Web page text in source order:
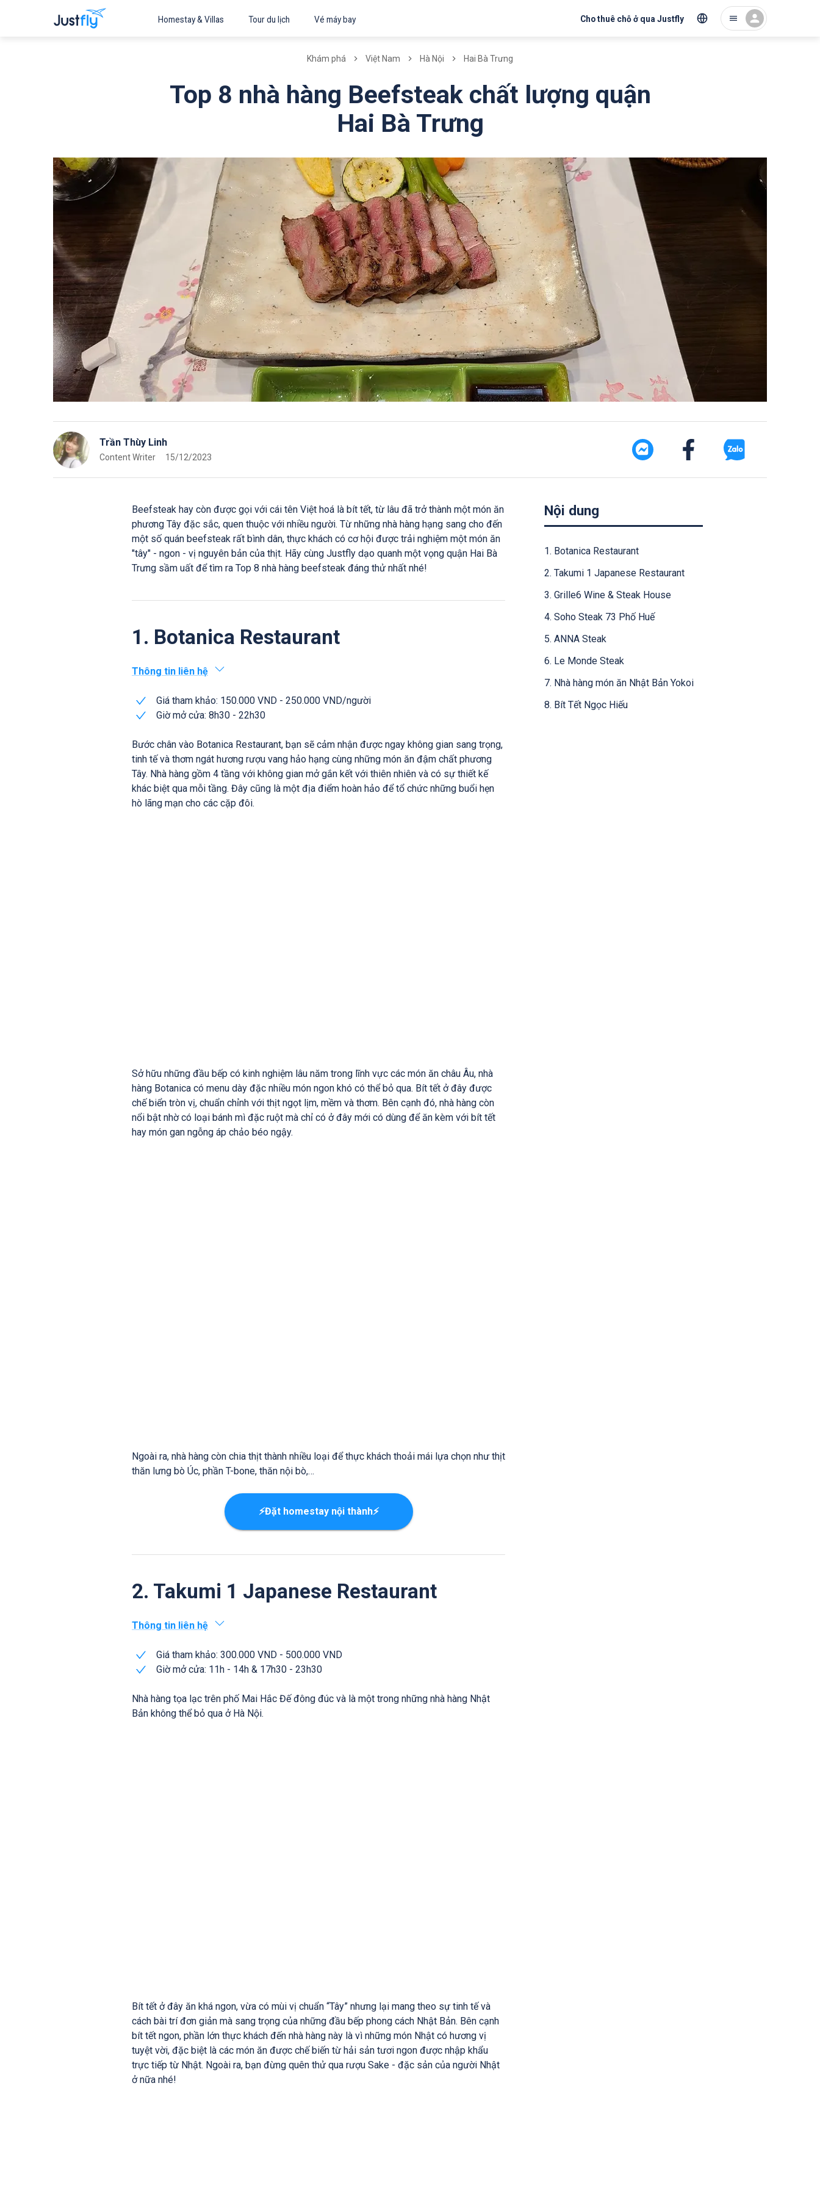
Homestay & Villas Tour du lịch Vé máy bay Cho thuê chỗ ở qua Justfly
Khám phá Việt Nam Hà Nội Hai Bà Trưng
Top 8 nhà hàng Beefsteak chất lượng quận
Hai Bà Trưng
Trần Thùy Linh
Content Writer 15/12/2023
Beefsteak hay còn được gọi với cái tên Việt hoá là bít tết, từ lâu đã trở thành một món ăn
phương Tây đặc sắc, quen thuộc với nhiều người. Từ những nhà hàng hạng sang cho đến
một số quán beefsteak rất bình dân, thực khách có cơ hội được trải nghiệm một món ăn
"tây" - ngon - vị nguyên bản của thịt. Hãy cùng Justfly dạo quanh một vọng quận Hai Bà
Trưng sầm uất để tìm ra Top 8 nhà hàng beefsteak đáng thử nhất nhé!
1. Botanica Restaurant
Thông tin liên hệ
Giá tham khảo: 150.000 VND - 250.000 VND/người
Giờ mở cửa: 8h30 - 22h30
Bước chân vào Botanica Restaurant, bạn sẽ cảm nhận được ngay không gian sang trọng,
tinh tế và thơm ngát hương rượu vang hảo hạng cùng những món ăn đậm chất phương
Tây. Nhà hàng gồm 4 tầng với không gian mở gắn kết với thiên nhiên và có sự thiết kế
khác biệt qua mỗi tầng. Đây cũng là một địa điểm hoàn hảo để tổ chức những buổi hẹn
hò lãng mạn cho các cặp đôi.
Sở hữu những đầu bếp có kinh nghiệm lâu năm trong lĩnh vực các món ăn châu Âu, nhà
hàng Botanica có menu dày đặc nhiều món ngon khó có thể bỏ qua. Bít tết ở đây được
chế biển tròn vị, chuẩn chỉnh với thịt ngọt lịm, mềm và thơm. Bên cạnh đó, nhà hàng còn
nổi bật nhờ có loại bánh mì đặc ruột mà chỉ có ở đây mới có dùng để ăn kèm với bít tết
hay món gan ngỗng áp chảo béo ngậy.
Ngoài ra, nhà hàng còn chia thịt thành nhiều loại để thực khách thoải mái lựa chọn như thịt
thăn lưng bò Úc, phần T-bone, thăn nội bò,…
⚡Đặt homestay nội thành⚡
2. Takumi 1 Japanese Restaurant
Thông tin liên hệ
Giá tham khảo: 300.000 VND - 500.000 VND
Giờ mở cửa: 11h - 14h & 17h30 - 23h30
Nhà hàng tọa lạc trên phố Mai Hắc Đế đông đúc và là một trong những nhà hàng Nhật
Bản không thể bỏ qua ở Hà Nội.
Bít tết ở đây ăn khá ngon, vừa có mùi vị chuẩn “Tây” nhưng lại mang theo sự tinh tế và
cách bài trí đơn giản mà sang trọng của những đầu bếp phong cách Nhật Bản. Bên cạnh
bít tết ngon, phần lớn thực khách đến nhà hàng này là vì những món Nhật có hương vị
tuyệt vời, đặc biệt là các món ăn được chế biến từ hải sản tươi ngon được nhập khẩu
trực tiếp từ Nhật. Ngoài ra, bạn đừng quên thử qua rượu Sake - đặc sản của người Nhật
ở nữa nhé!
Nội dung
1. Botanica Restaurant
2. Takumi 1 Japanese Restaurant
3. Grille6 Wine & Steak House
4. Soho Steak 73 Phố Huế
5. ANNA Steak
6. Le Monde Steak
7. Nhà hàng món ăn Nhật Bản Yokoi
8. Bít Tết Ngọc Hiếu